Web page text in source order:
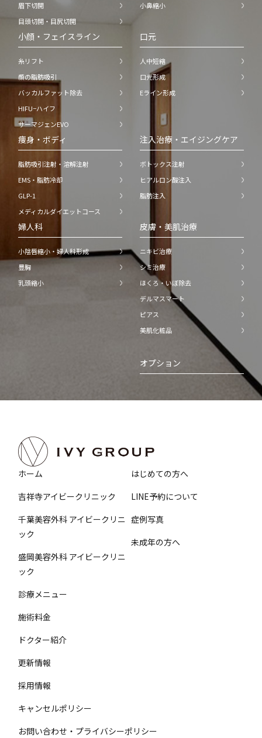
眉下切開
目頭切開・目尻切開
小鼻縮小
小顔・フェイスライン
糸リフト
顔の脂肪吸引
バッカルファット除去
HIFU−ハイフ
サーマジェンEVO
口元
人中短縮
口元形成
Eライン形成
痩身・ボディ
脂肪吸引注射・溶解注射
EMS・脂肪冷却
GLP-1
メディカルダイエットコース
注入治療・エイジングケア
ボトックス注射
ヒアルロン酸注入
脂肪注入
婦人科
小陰唇縮小・婦人科形成
豊胸
乳頭縮小
皮膚・美肌治療
ニキビ治療
シミ治療
ほくろ・いぼ除去
デルマスマート
ピアス
美肌化粧品
オプション
ホーム
吉祥寺アイビークリニック
千葉美容外科 アイビークリニ
ック
盛岡美容外科 アイビークリニ
ック
診療メニュー
施術料金
ドクター紹介
はじめての方へ
LINE予約について
症例写真
未成年の方へ
更新情報
採用情報
キャンセルポリシー
お問い合わせ・プライバシーポリシー